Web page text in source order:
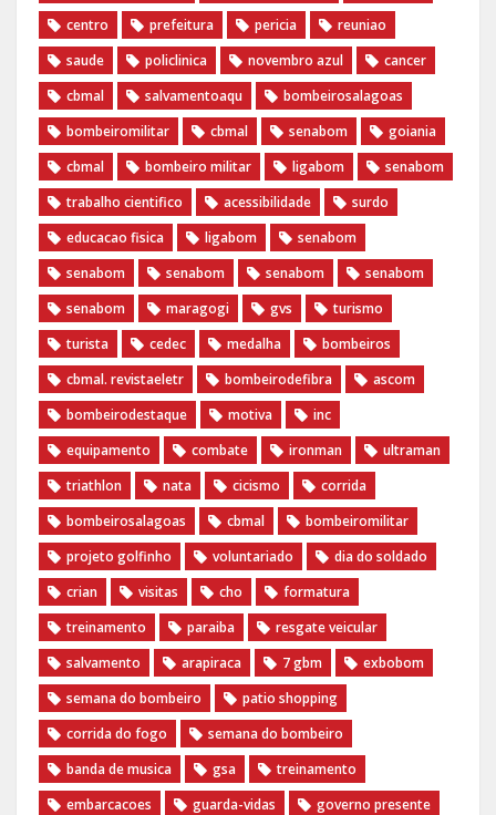
centro
prefeitura pericia
reuniao
saude
policlinica novembro azul
cancer
cbmal
salvamentoaqu
bombeirosalagoas
bombeiromilitar
cbmal senabom
goiania
cbmal
bombeiro militar ligabom
senabom
trabalho cientifico
acessibilidade
surdo
educacao fisica
ligabom
senabom
senabom
senabom senabom
senabom
senabom
maragogi gvs
turismo
turista
cedec medalha
bombeiros
cbmal. revistaeletr
bombeirodefibra
ascom
bombeirodestaque
motiva
inc
equipamento
combate ironman
ultraman
triathlon
nata cicismo
corrida
bombeirosalagoas
cbmal
bombeiromilitar
projeto golfinho
voluntariado
dia do soldado
crian
visitas cho
formatura
treinamento
paraiba
resgate veicular
salvamento
arapiraca 7 gbm
exbobom
semana do bombeiro
patio shopping
corrida do fogo
semana do bombeiro
banda de musica
gsa
treinamento
embarcacoes
guarda-vidas
governo presente